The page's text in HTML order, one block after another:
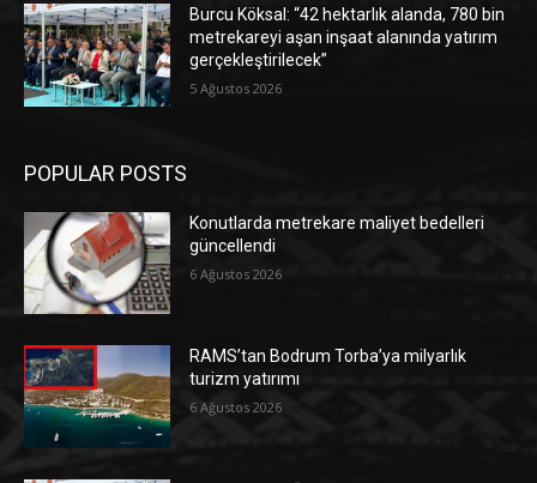
Burcu Köksal: “42 hektarlık alanda, 780 bin
metrekareyi aşan inşaat alanında yatırım
gerçekleştirilecek”
5 Ağustos 2026
POPULAR POSTS
Konutlarda metrekare maliyet bedelleri
güncellendi
6 Ağustos 2026
RAMS’tan Bodrum Torba’ya milyarlık
turizm yatırımı
6 Ağustos 2026